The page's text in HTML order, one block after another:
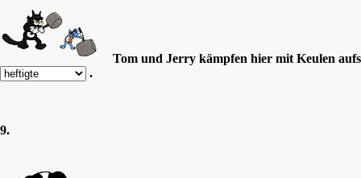
Tom und Jerry kämpfen hier mit Keulen aufs
.
9.